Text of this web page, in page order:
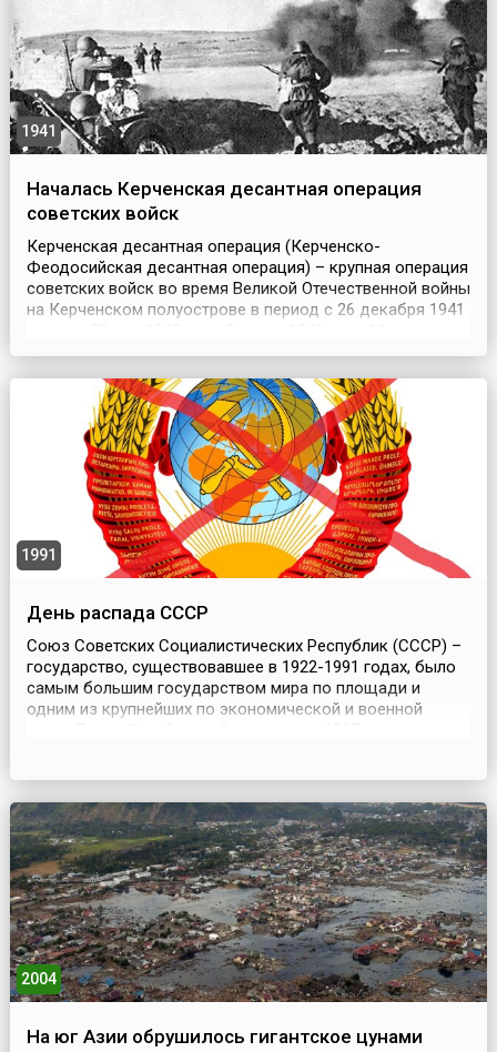
1941
Началась Керченская десантная операция
советских войск
Керченская десантная операция (Керченско-
Феодосийская десантная операция) – крупная операция
советских войск во время Великой Отечественной войны
на Керченском полуострове в период с 26 декабря 1941
вермахта под командованием фон Манштейна провела
результате которой весь Крым, за исключением Севас...
1991
День распада СССР
Союз Советских Социалистических Республик (СССР) –
государство, существовавшее в 1922-1991 годах, было
самым большим государством мира по площади и
одним из крупнейших по экономической и военной
Российская Сов...
2004
На юг Азии обрушилось гигантское цунами